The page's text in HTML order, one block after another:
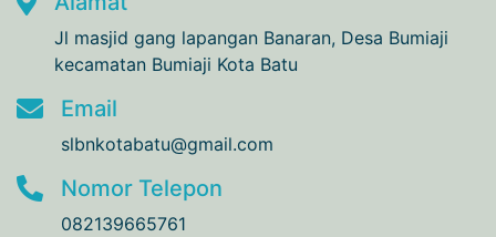
Jl masjid gang lapangan Banaran, Desa Bumiaji
kecamatan Bumiaji Kota Batu
Email
slbnkotabatu@gmail.com
Nomor Telepon
082139665761